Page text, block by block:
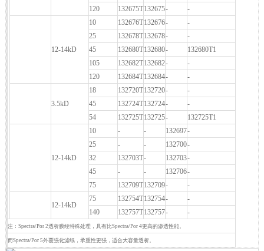
120
132675T132675- -
12-14kD
10 132676T132676-
-
25
132678T132678-
-
45
132680T132680-
132680T1
105
132682T132682-
-
120
132684T132684- -
3.5kD
18 132720T132720-
-
45
132724T132724-
-
54
132725T132725- 132725T1
12-14kD
10 - - 132697-
25
- - 132700-
32
132703T- 132703-
45
- - 132706-
75
132709T132709- -
12-14kD
75 132754T132754-
-
140
132757T132757- -
注：Spectra/Por 2透析膜经特殊处理，具有比Spectra/Por 4更高的渗透性能。
而Spectra/Por 5外覆强化滤纸，承重性更强，适合大容量透析。